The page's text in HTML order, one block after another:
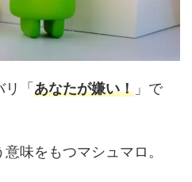
「 あなたが嫌い！ 」で
味をもつマシュマロ。